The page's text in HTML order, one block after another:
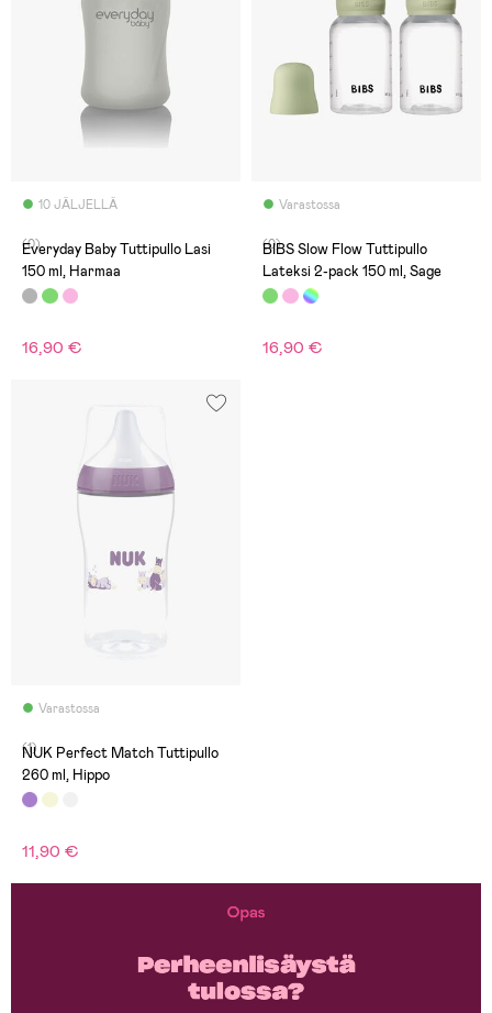
10 JÄLJELLÄ
(0)
Everyday Baby Tuttipullo Lasi
150 ml, Harmaa
16,90 €
Varastossa
(0)
BIBS Slow Flow Tuttipullo
Lateksi 2-pack 150 ml, Sage
16,90 €
Varastossa
(1)
NUK Perfect Match Tuttipullo
260 ml, Hippo
11,90 €